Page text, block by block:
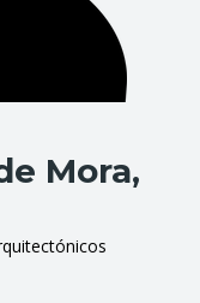
Mora,